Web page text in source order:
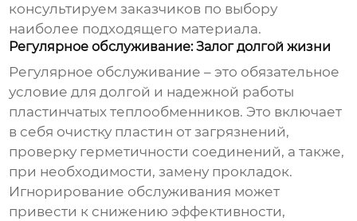
консультируем заказчиков по выбору
наиболее подходящего материала.
Регулярное обслуживание: Залог долгой жизни
Регулярное обслуживание – это обязательное
условие для долгой и надежной работы
пластинчатых теплообменников. Это включает
в себя очистку пластин от загрязнений,
проверку герметичности соединений, а также,
при необходимости, замену прокладок.
Игнорирование обслуживания может
привести к снижению эффективности,